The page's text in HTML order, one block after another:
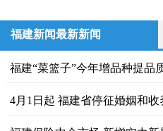
福建新闻最新新闻
福建“菜篮子”今年增品种提品
4月1日起 福建省停征婚姻和收